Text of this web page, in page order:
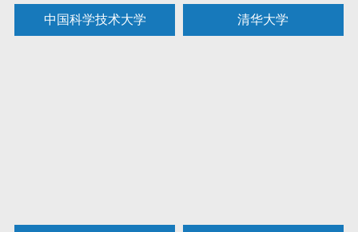
中国科学技术大学 清华大学